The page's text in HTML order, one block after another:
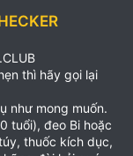
thì hãy gọi lại
như mong muốn.
tuổi), đeo Bi hoặc
thuốc kích dục,